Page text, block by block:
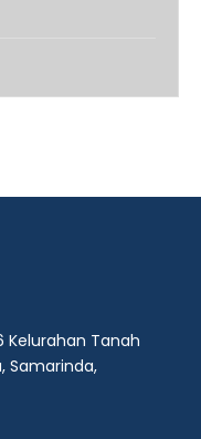
Kelurahan Tanah
Samarinda,